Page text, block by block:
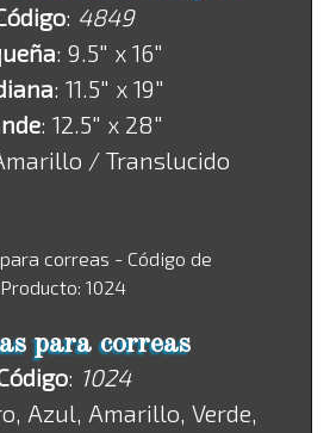
: 4849
: 9.5" x 16"
: 11.5" x 19"
: 12.5" x 28"
/ Translucido
para correas
: 1024
Azul, Amarillo, Verde,